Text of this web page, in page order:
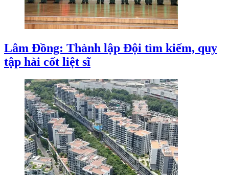
Lâm Đồng: Thành lập Đội tìm kiếm, quy
tập hài cốt liệt sĩ